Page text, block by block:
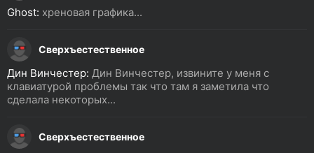
Ghost: хреновая графика...
Сверхъестественное
Дин Винчестер: Дин Винчестер, извините у меня с
клавиатурой проблемы так что там я заметила что
сделала некоторых...
Сверхъестественное